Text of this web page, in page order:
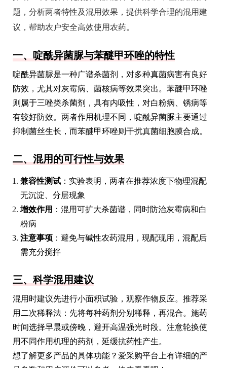
题，分析两者特性及混用效果，提供科学合理的混用建
议，帮助农户安全高效使用农药。
一、啶酰异菌脲与苯醚甲环唑的特性
啶酰异菌脲是一种广谱杀菌剂，对多种真菌病害有良好
防效，尤其对灰霉病、菌核病等效果突出。苯醚甲环唑
则属于三唑类杀菌剂，具有内吸性，对白粉病、锈病等
有较好防效。两者作用机理不同，啶酰异菌脲主要通过
抑制菌丝生长，而苯醚甲环唑则干扰真菌细胞膜合成。
二、混用的可行性与效果
兼容性测试 ：实验表明，两者在推荐浓度下物理混配
无沉淀、分层现象
增效作用 ：混用可扩大杀菌谱，同时防治灰霉病和白
粉病
注意事项 ：避免与碱性农药混用，现配现用，混配后
需充分搅拌
三、科学混用建议
混用时建议先进行小面积试验，观察作物反应。推荐采
用二次稀释法：先将每种药剂分别稀释，再混合。施药
时间选择早晨或傍晚，避开高温强光时段。注意轮换使
用不同作用机理的药剂，延缓抗药性产生。
想了解更多产品的具体功能？爱采购平台上有详细的产